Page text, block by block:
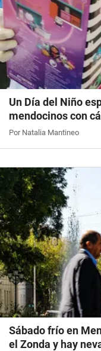
Un Día del Niño
mendocinos con
Por Natalia Mantineo
Sábado frío en
el Zonda y hay